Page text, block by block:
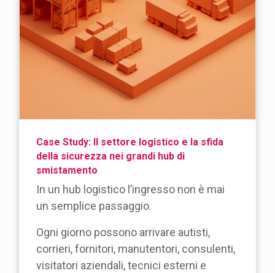
Case Study: Il settore logistico e la sfida
della sicurezza nei grandi hub di
smistamento
In un hub logistico l’ingresso non è mai
un semplice passaggio.
Ogni giorno possono arrivare autisti,
corrieri, fornitori, manutentori, consulenti,
visitatori aziendali, tecnici esterni e